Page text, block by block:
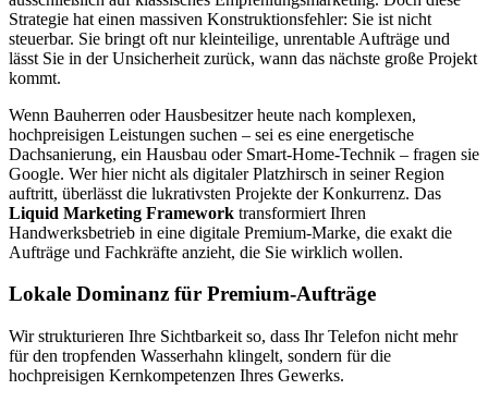
Strategie hat einen massiven Konstruktionsfehler: Sie ist nicht
steuerbar. Sie bringt oft nur kleinteilige, unrentable Aufträge und
lässt Sie in der Unsicherheit zurück, wann das nächste große Projekt
kommt.
Wenn Bauherren oder Hausbesitzer heute nach komplexen,
hochpreisigen Leistungen suchen – sei es eine energetische
Dachsanierung, ein Hausbau oder Smart-Home-Technik – fragen sie
Google. Wer hier nicht als digitaler Platzhirsch in seiner Region
auftritt, überlässt die lukrativsten Projekte der Konkurrenz. Das
Liquid Marketing Framework transformiert Ihren
Handwerksbetrieb in eine digitale Premium-Marke, die exakt die
Aufträge und Fachkräfte anzieht, die Sie wirklich wollen.
Lokale Dominanz für Premium-Aufträge
Wir strukturieren Ihre Sichtbarkeit so, dass Ihr Telefon nicht mehr
für den tropfenden Wasserhahn klingelt, sondern für die
hochpreisigen Kernkompetenzen Ihres Gewerks.